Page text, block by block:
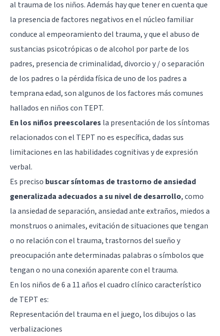
al trauma de los niños. Además hay que tener en cuenta que
la presencia de factores negativos en el núcleo familiar
conduce al empeoramiento del trauma, y que el abuso de
sustancias psicotrópicas o de alcohol por parte de los
padres, presencia de criminalidad, divorcio y / o separación
de los padres o la pérdida física de uno de los padres a
temprana edad, son algunos de los factores más comunes
hallados en niños con TEPT.
En los niños preescolares la presentación de los síntomas
relacionados con el TEPT no es específica, dadas sus
limitaciones en las habilidades cognitivas y de expresión
verbal.
Es preciso buscar síntomas de trastorno de ansiedad
generalizada adecuados a su nivel de desarrollo, como
la ansiedad de separación, ansiedad ante extraños, miedos a
monstruos o animales, evitación de situaciones que tengan
o no relación con el trauma, trastornos del sueño y
preocupación ante determinadas palabras o símbolos que
tengan o no una conexión aparente con el trauma.
En los niños de 6 a 11 años el cuadro clínico característico
de TEPT es:
Representación del trauma en el juego, los dibujos o las
verbalizaciones